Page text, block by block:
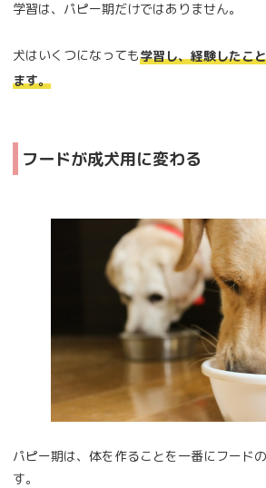
学習は、パピー期だけではありません。
犬はいくつになっても学習し、経験したこ
ます。
フードが成犬用に変わる
パピー期は、体を作ることを一番にフード
す。